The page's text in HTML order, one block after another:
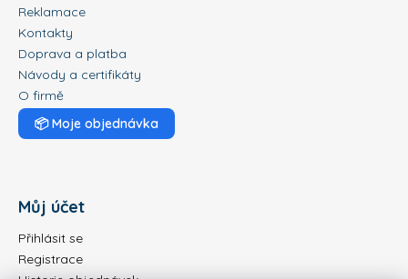
Reklamace
Kontakty
Doprava a platba
Návody a certifikáty
O firmě
📦Moje objednávka
Můj účet
Přihlásit se
Registrace